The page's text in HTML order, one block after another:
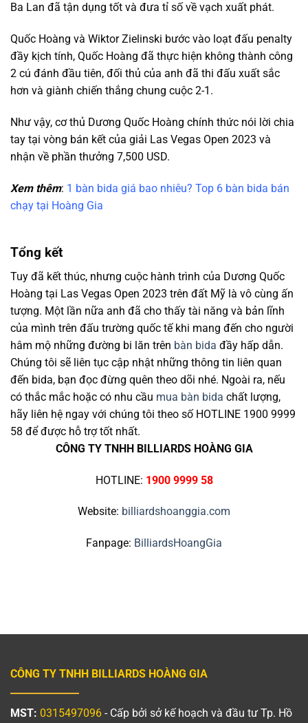
Ba Lan đã tận dụng tốt và đưa tỉ số về vạch xuất phát.
Quốc Hoàng và Wiktor Zielinski bước vào loạt đấu penalty
đầy kịch tính, Quốc Hoàng đã thực hiện không thành công
2 cú đánh đầu tiên, đối thủ của anh đã thi đấu xuất sắc
hơn và giành chiến thắng chung cuộc 2-1.
Như vậy, cơ thủ Dương Quốc Hoàng chính thức nói lời chia
tay tại vòng bán kết của giải Las Vegas Open 2023 và
nhận về phần thưởng 7,500 USD.
Xem thêm: 1 bàn bida giá bao nhiêu? Top 6 bàn bida bán
chạy tại Hoàng Gia
Tổng kết
Tuy đã kết thúc, nhưng cuộc hành trình của Dương Quốc
Hoàng tại Las Vegas Open 2023 trên đất Mỹ là vô cùng ấn
tượng. Một lần nữa anh đã cho thấy tài năng và bản lĩnh
của mình trên đấu trường quốc tế khi mang đến cho người
hâm mộ những đường bi lăn trên bàn bida đầy hấp dẫn.
Chúng tôi sẽ liên tục cập nhật những thông tin liên quan
đến bida, bạn đọc đừng quên theo dõi nhé. Ngoài ra, nếu
có thắc mắc hoặc có nhu cầu mua bàn bida chất lượng,
hãy liên hệ ngay với chúng tôi theo số HOTLINE 1900 9999
58 để được hỗ trợ tốt nhất.
CÔNG TY TNHH BILLIARDS HOÀNG GIA
HOTLINE: 1900 9999 58
Website: billiardshoanggia.com
Fanpage: BilliardsHoangGia
CÔNG TY TNHH BILLIARDS HOÀNG GIA
MST: 0315497096 - Cấp bởi sở kế hoạch và đầu tư Tp. Hồ